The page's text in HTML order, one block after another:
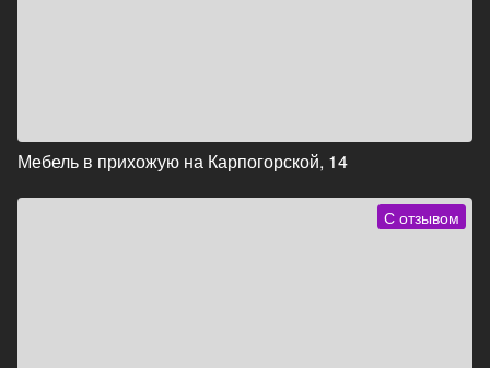
Мебель в прихожую на Карпогорской, 14
С отзывом